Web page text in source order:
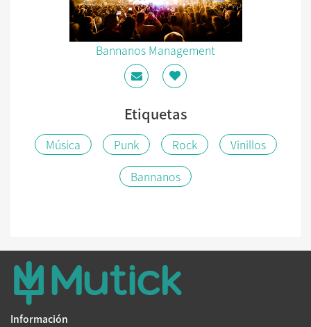
Bannanos Management
Etiquetas
Música Punk Rock
Vinillos
Bannanos
Información